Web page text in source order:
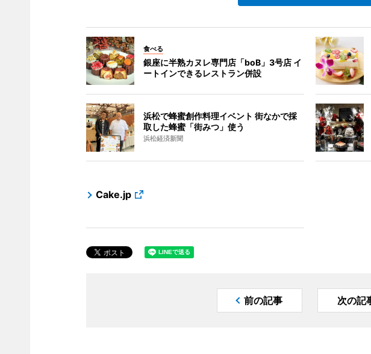
食べる
銀座に半熟カヌレ専門店「boB」3号店 イ
ートインできるレストラン併設
浜松で蜂蜜創作料理イベント 街なかで採
取した蜂蜜「街みつ」使う
浜松経済新聞
Cake.jp
前の記事 次の記